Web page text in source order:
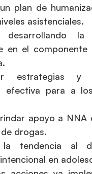
plan de
asistenciales.
la
en el componente
estrategias y
efectiva para a
apoyo a NNA
drogas.
la tendencia al
en